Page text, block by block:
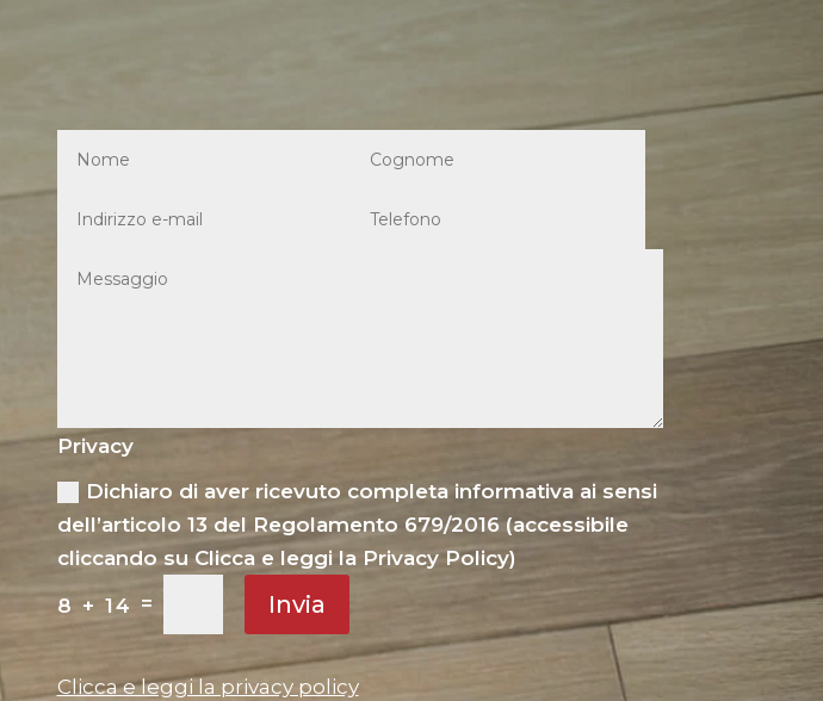
Privacy
Dichiaro di aver ricevuto completa informativa ai sensi
dell’articolo 13 del Regolamento 679/2016 (accessibile
cliccando su Clicca e leggi la Privacy Policy)
8 + 14 = Invia
Clicca e leggi la privacy policy